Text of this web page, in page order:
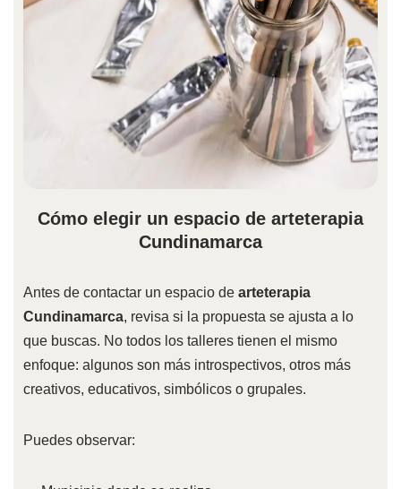
Cómo elegir un espacio de arteterapia
Cundinamarca
Antes de contactar un espacio de arteterapia
Cundinamarca, revisa si la propuesta se ajusta a lo
que buscas. No todos los talleres tienen el mismo
enfoque: algunos son más introspectivos, otros más
creativos, educativos, simbólicos o grupales.
Puedes observar: